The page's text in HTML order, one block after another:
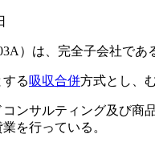
）は、完全子会社で
る吸収合併方式とし、
ンサルティング及び商
を行っている。